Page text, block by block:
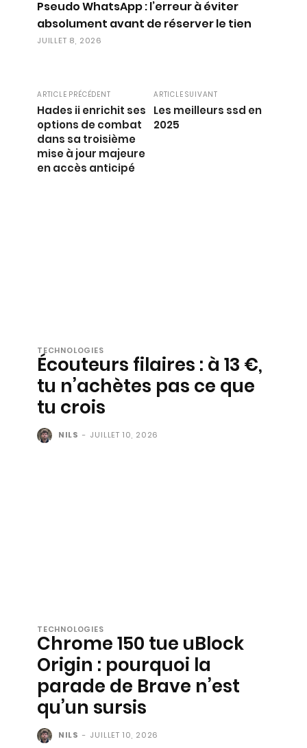
Pseudo WhatsApp : l’erreur à éviter
absolument avant de réserver le tien
JUILLET 8, 2026
ARTICLE PRÉCÉDENT
Hades ii enrichit ses
options de combat
dans sa troisième
mise à jour majeure
en accès anticipé
ARTICLE SUIVANT
Les meilleurs ssd en
2025
TECHNOLOGIES
Écouteurs filaires : à 13 €,
tu n’achètes pas ce que
tu crois
NILS - JUILLET 10, 2026
TECHNOLOGIES
Chrome 150 tue uBlock
Origin : pourquoi la
parade de Brave n’est
qu’un sursis
NILS - JUILLET 10, 2026